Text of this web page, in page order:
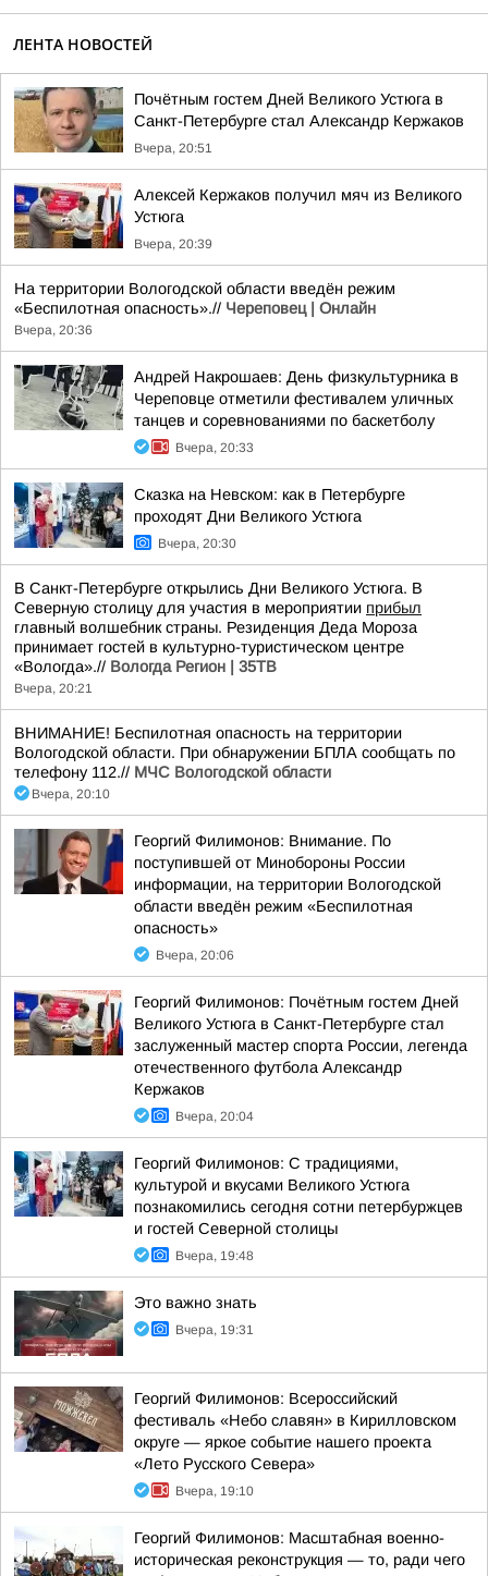
ЛЕНТА НОВОСТЕЙ
Почётным гостем Дней Великого Устюга в
Санкт-Петербурге стал Александр Кержаков
Вчера, 20:51
Алексей Кержаков получил мяч из Великого
Устюга
Вчера, 20:39
На территории Вологодской области введён режим
«Беспилотная опасность».// Череповец | Онлайн
Вчера, 20:36
Андрей Накрошаев: День физкультурника в
Череповце отметили фестивалем уличных
танцев и соревнованиями по баскетболу
Вчера, 20:33
Сказка на Невском: как в Петербурге
проходят Дни Великого Устюга
Вчера, 20:30
В Санкт-Петербурге открылись Дни Великого Устюга. В
Северную столицу для участия в мероприятии прибыл
главный волшебник страны. Резиденция Деда Мороза
принимает гостей в культурно-туристическом центре
«Вологда».// Вологда Регион | 35ТВ
Вчера, 20:21
ВНИМАНИЕ! Беспилотная опасность на территории
Вологодской области. При обнаружении БПЛА сообщать по
телефону 112.// МЧС Вологодской области
Вчера, 20:10
Георгий Филимонов: Внимание. По
поступившей от Минобороны России
информации, на территории Вологодской
области введён режим «Беспилотная
опасность»
Вчера, 20:06
Георгий Филимонов: Почётным гостем Дней
Великого Устюга в Санкт-Петербурге стал
заслуженный мастер спорта России, легенда
отечественного футбола Александр
Кержаков
Вчера, 20:04
Георгий Филимонов: С традициями,
культурой и вкусами Великого Устюга
познакомились сегодня сотни петербуржцев
и гостей Северной столицы
Вчера, 19:48
Это важно знать
Вчера, 19:31
Георгий Филимонов: Всероссийский
фестиваль «Небо славян» в Кирилловском
округе — яркое событие нашего проекта
«Лето Русского Севера»
Вчера, 19:10
Георгий Филимонов: Масштабная военно-
историческая реконструкция — то, ради чего